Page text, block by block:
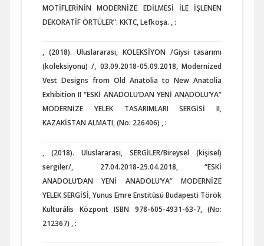
MOTİFLERİNİN MODERNİZE EDİLMESİ İLE İŞLENEN
DEKORATİF ÖRTÜLER”. KKTC, Lefkoşa. , :
, (2018). Uluslararası, KOLEKSİYON /Giysi tasarımı
(koleksiyonu) /, 03.09.2018-05.09.2018, Modernized
Vest Designs from Old Anatolia to New Anatolia
Exhibition II “ESKİ ANADOLU’DAN YENİ ANADOLU’YA”
MODERNİZE YELEK TASARIMLARI SERGİSİ II,
KAZAKİSTAN ALMATI, (No: 226406) , :
, (2018). Uluslararası, SERGİLER/Bireysel (kişisel)
sergiler/, 27.04.2018-29.04.2018, “ESKİ
ANADOLU’DAN YENİ ANADOLU’YA” MODERNİZE
YELEK SERGİSİ, Yunus Emre Enstitüsü Budapesti Török
Kulturális Központ ISBN 978-605-4931-63-7, (No:
212367) , :